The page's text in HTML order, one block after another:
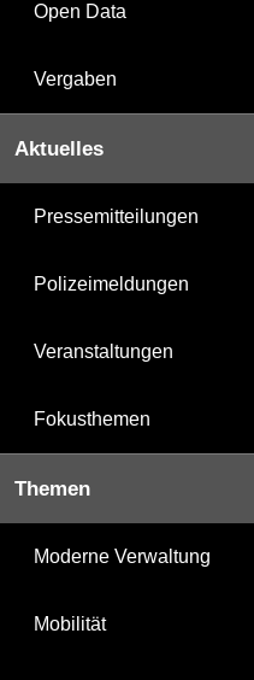
Open Data
Vergaben
Aktuelles
Pressemitteilungen
Polizeimeldungen
Veranstaltungen
Fokusthemen
Themen
Moderne Verwaltung
Mobilität